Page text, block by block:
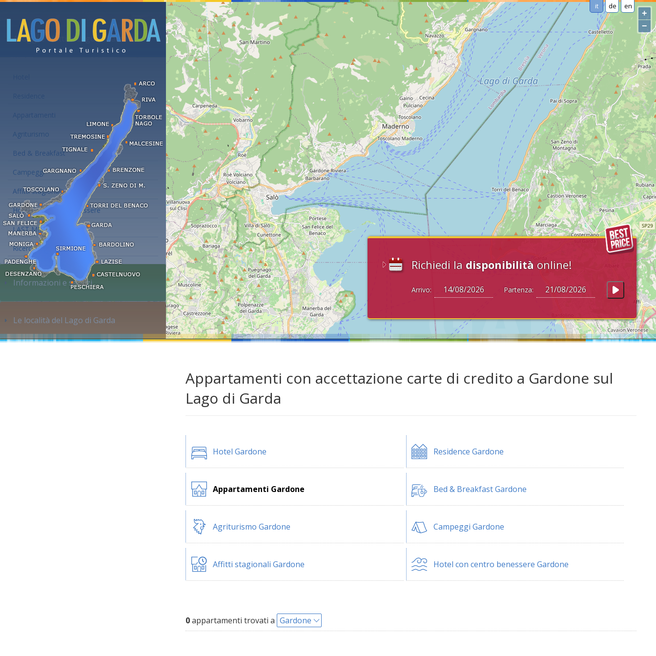
it de en
Richiedi la disponibilità online!
Arrivo: Partenza:
+
−
Alloggi e affitti al Lago di Garda
Appartamenti
Agriturismo
Bed & Breakfast
Campeggi
Affitti stagionali
Hotel con centro benessere
LAST MINUTE
Ricerca alloggi...
Informazioni e servizi
Le località del Lago di Garda
Appartamenti con accettazione carte di credito a Gardone sul
Lago di Garda
Hotel Gardone Residence Gardone
Appartamenti Gardone Bed & Breakfast Gardone
Agriturismo Gardone Campeggi Gardone
Affitti stagionali Gardone Hotel con centro benessere Gardone
0appartamenti trovati a Gardone